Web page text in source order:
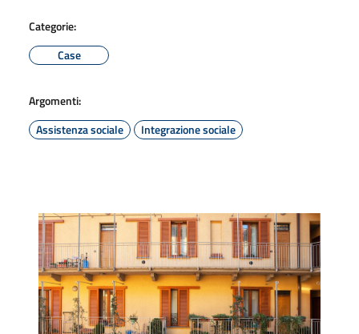
Categorie:
Case
Argomenti:
Assistenza sociale
Integrazione sociale